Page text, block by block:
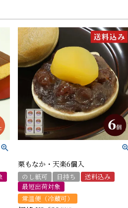
栗もなか・天楽6個入
のし紙可 日持ち
送料込み
最短出荷対象
常温便（冷蔵可）